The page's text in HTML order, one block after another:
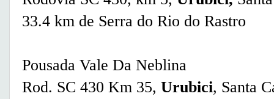
33.4 km de Serra do Rio do Rastro
Pousada Vale Da Neblina
Rod. SC 430 Km 35, Urubici, Santa